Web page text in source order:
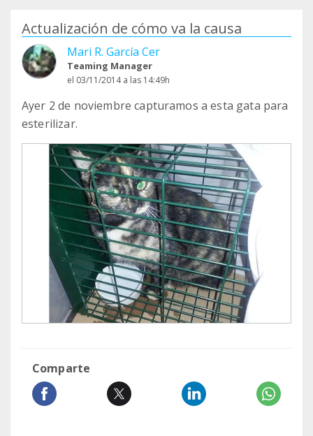
Actualización de cómo va la causa
Mari R. García Cer
Teaming Manager
el 03/11/2014 a las 14:49h
Ayer 2 de noviembre capturamos a esta gata para
esterilizar.
Comparte